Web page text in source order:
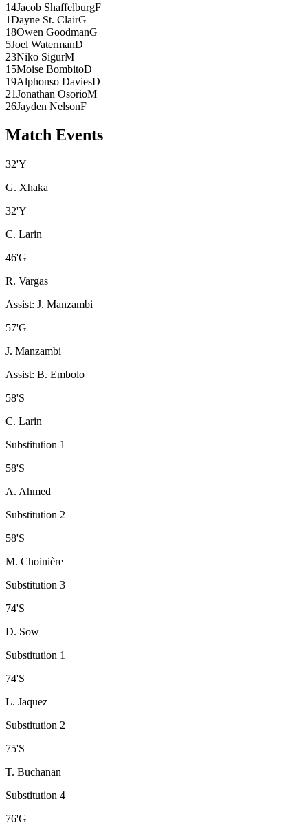
14Jacob ShaffelburgF
1Dayne St. ClairG
18Owen GoodmanG
5Joel WatermanD
23Niko SigurM
15Moise BombitoD
19Alphonso DaviesD
21Jonathan OsorioM
26Jayden NelsonF
Match Events
32'Y
G. Xhaka
32'Y
C. Larin
46'G
R. Vargas
Assist: J. Manzambi
57'G
J. Manzambi
Assist: B. Embolo
58'S
C. Larin
Substitution 1
58'S
A. Ahmed
Substitution 2
58'S
M. Choinière
Substitution 3
74'S
D. Sow
Substitution 1
74'S
L. Jaquez
Substitution 2
75'S
T. Buchanan
Substitution 4
76'G